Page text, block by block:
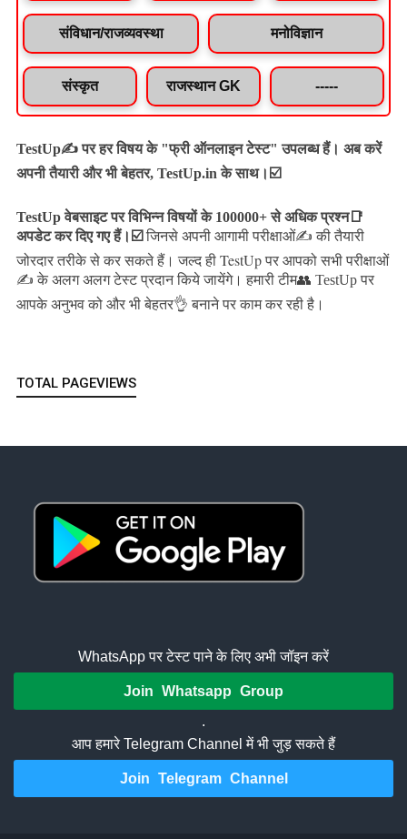
संविधान/राजव्यवस्था मनोविज्ञान
संस्कृत राजस्थान GK -----
TestUp✍️ पर हर विषय के "फ्री ऑनलाइन टेस्ट" उपलब्ध हैं। अब करें
अपनी तैयारी और भी बेहतर, TestUp.in के साथ।☑️
TestUp वेबसाइट पर विभिन्न विषयों के 100000+ से अधिक प्रश्न📑
अपडेट कर दिए गए हैं। ☑️ जिनसे अपनी आगामी परीक्षाओं✍️ की तैयारी
जोरदार तरीके से कर सकते हैं।जल्द ही TestUp पर आपको सभी परीक्षाओं
✍️ के अलग अलग टेस्ट प्रदान किये जायेंगे। हमारी टीम👥 TestUp पर
आपके अनुभव को और भी बेहतर👌 बनाने पर काम कर रही है।
TOTAL PAGEVIEWS
WhatsApp पर टेस्ट पाने के लिए अभी जॉइन करें
Join Whatsapp Group
.
आप हमारे Telegram Channel में भी जुड़ सकते हैं
Join Telegram Channel